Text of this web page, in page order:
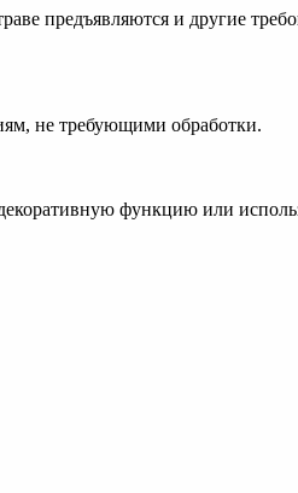
предъявляются и другие
не требующими обработки.
функцию или